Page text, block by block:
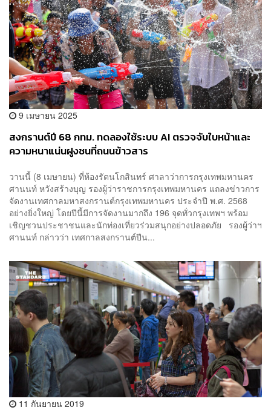
9 เมษายน 2025
สงกรานต์ปี 68 กทม. ทดลองใช้ระบบ AI ตรวจจับใบหน้าและ
ความหนาแน่นฝูงชนที่ถนนข้าวสาร
วานนี้ (8 เมษายน) ที่ห้องรัตนโกสินทร์ ศาลาว่าการกรุงเทพมหานคร
ศานนท์ หวังสร้างบุญ รองผู้ว่าราชการกรุงเทพมหานคร แถลงข่าวการ
จัดงานเทศกาลมหาสงกรานต์กรุงเทพมหานคร ประจำปี พ.ศ. 2568
อย่างยิ่งใหญ่ โดยปีนี้มีการจัดงานมากถึง 196 จุดทั่วกรุงเทพฯ พร้อม
เชิญชวนประชาชนและนักท่องเที่ยวร่วมสนุกอย่างปลอดภัย รองผู้ว่าฯ
ศานนท์ กล่าวว่า เทศกาลสงกรานต์ปีน...
11 กันยายน 2019